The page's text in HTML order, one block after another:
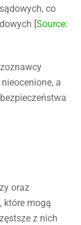
co
[Source:
a
oraz
które mogą
z nich